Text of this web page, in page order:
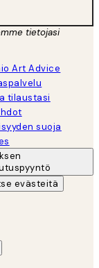
tietojasi
Art Advice
tilaustasi
suoja
evästeitä